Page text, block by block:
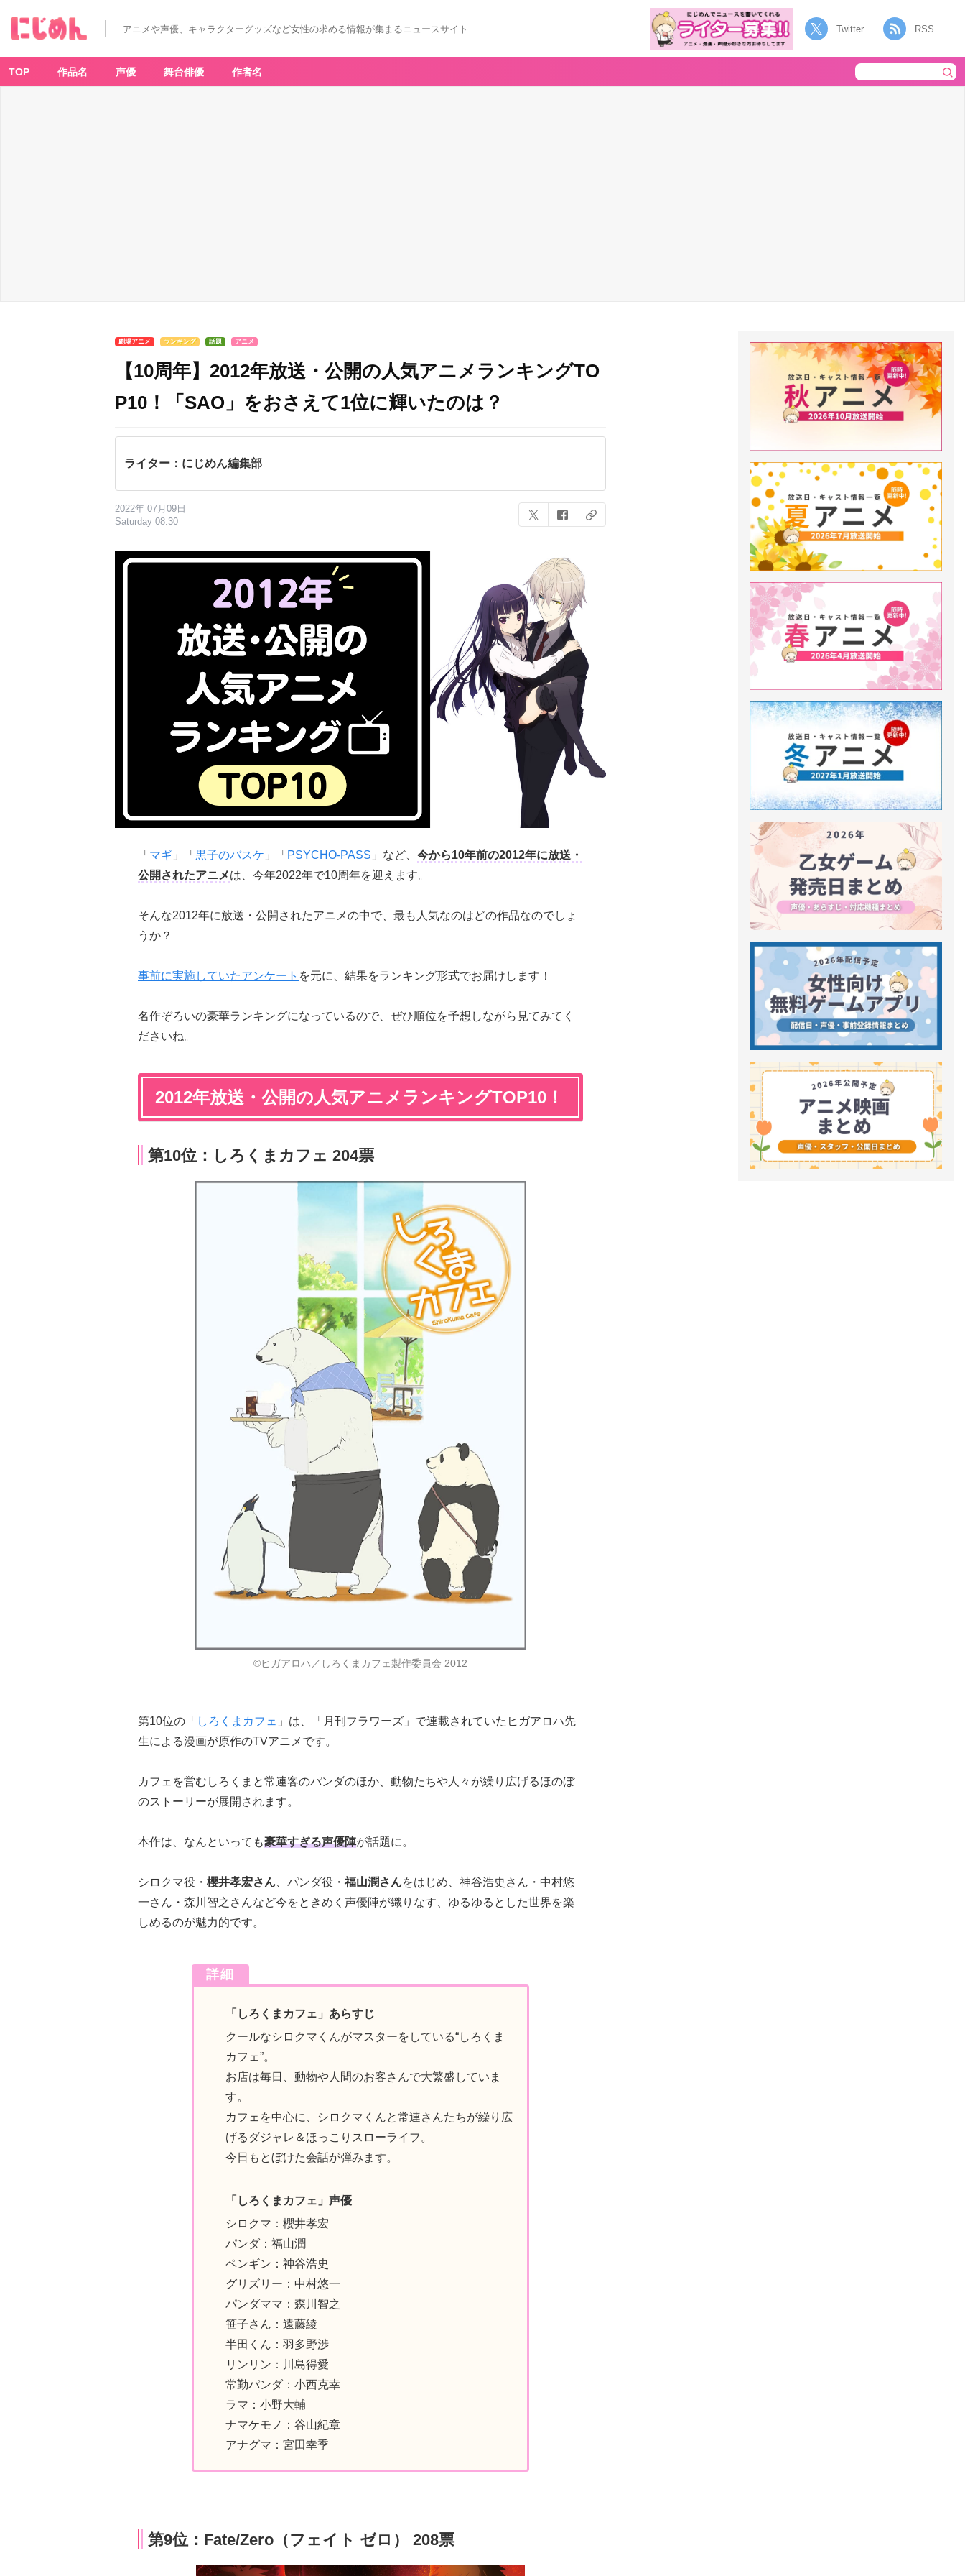
アニメや声優、キャラクターグッズなど女性の求める情報が集まるニュースサイト Twitter RSS
TOP 作品名 声優 舞台俳優 作者名
劇場アニメ ランキング 話題 アニメ
【10周年】2012年放送・公開の人気アニメランキングTO
P10！「SAO」をおさえて1位に輝いたのは？
ライター：にじめん編集部
2022年 07月09日
Saturday 08:30
「 マギ 」「 黒子のバスケ 」「 PSYCHO-PASS 」など、 今から10年前の2012年に放送・
公開されたアニメは、今年2022年で10周年を迎えます。
そんな2012年に放送・公開されたアニメの中で、最も人気なのはどの作品なのでしょ
うか？
事前に実施していたアンケート を元に、結果をランキング形式でお届けします！
名作ぞろいの豪華ランキングになっているので、ぜひ順位を予想しながら見てみてく
ださいね。
2012年放送・公開の人気アニメランキングTOP10！
第10位：しろくまカフェ 204票
©ヒガアロハ／しろくまカフェ製作委員会 2012
第10位の「 しろくまカフェ 」は、「月刊フラワーズ」で連載されていたヒガアロハ先
生による漫画が原作のTVアニメです。
カフェを営むしろくまと常連客のパンダのほか、動物たちや人々が繰り広げるほのぼ
のストーリーが展開されます。
本作は、なんといっても豪華すぎる声優陣が話題に。
シロクマ役・ 櫻井孝宏さん 、パンダ役・ 福山潤さんをはじめ、神谷浩史さん・中村悠
一さん・森川智之さんなど今をときめく声優陣が織りなす、ゆるゆるとした世界を楽
しめるのが魅力的です。
詳細
「しろくまカフェ」あらすじ
クールなシロクマくんがマスターをしている“しろくま
カフェ”。
お店は毎日、動物や人間のお客さんで大繁盛していま
す。
カフェを中心に、シロクマくんと常連さんたちが繰り広
げるダジャレ＆ほっこりスローライフ。
今日もとぼけた会話が弾みます。
「しろくまカフェ」声優
シロクマ：櫻井孝宏
パンダ：福山潤
ペンギン：神谷浩史
グリズリー：中村悠一
パンダママ：森川智之
笹子さん：遠藤綾
半田くん：羽多野渉
リンリン：川島得愛
常勤パンダ：小西克幸
ラマ：小野大輔
ナマケモノ：谷山紀章
アナグマ：宮田幸季
第9位：Fate/Zero（フェイト ゼロ） 208票